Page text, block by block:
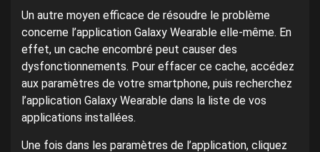
Un autre moyen efficace de résoudre le problème
concerne l’application Galaxy Wearable elle-même. En
effet, un cache encombré peut causer des
dysfonctionnements. Pour effacer ce cache, accédez
aux paramètres de votre smartphone, puis recherchez
l’application Galaxy Wearable dans la liste de vos
applications installées.
Une fois dans les paramètres de l’application, cliquez